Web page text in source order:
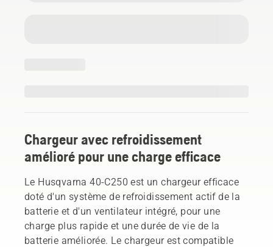
Chargeur avec refroidissement
amélioré pour une charge efficace
Le Husqvarna 40-C250 est un chargeur efficace
doté d'un système de refroidissement actif de la
batterie et d'un ventilateur intégré, pour une
charge plus rapide et une durée de vie de la
batterie améliorée. Le chargeur est compatible